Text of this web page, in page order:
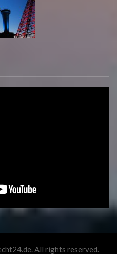
All rights reserved.